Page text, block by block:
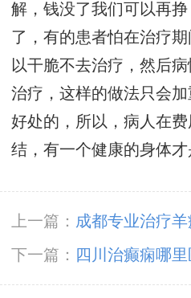
解，钱没了我们可以再
了，有的患者怕在治疗
以干脆不去治疗，然后
治疗，这样的做法只会
好处的，所以，病人在
结，有一个健康的身体才
上一篇： 成都专业治疗
期怎么治疗?
下一篇：
四川治癫痫哪
患者怀孕会有什么影响?